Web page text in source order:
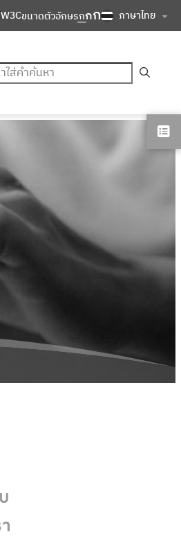
W3Cขนาดตัวอักษรกกก ภาษาไทย